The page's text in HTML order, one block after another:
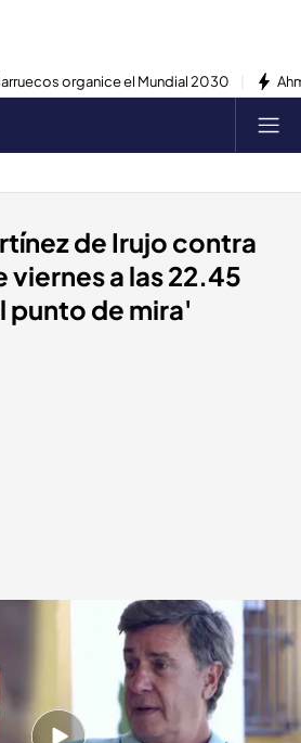
organice el Mundial 2030
de Irujo contra
viernes a las 22.45
punto de mira'
de Irujo